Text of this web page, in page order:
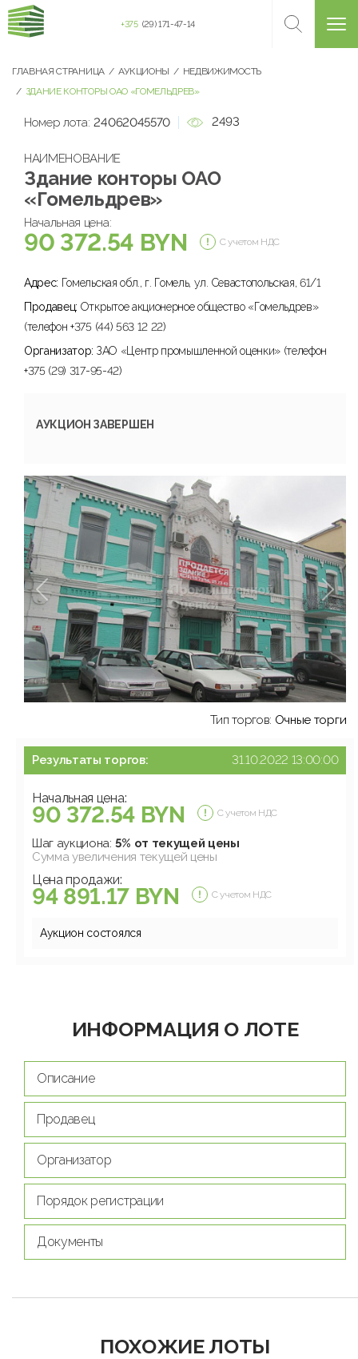
+375 (29) 171-47-14
ГЛАВНАЯ СТРАНИЦА АУКЦИОНЫ
НЕДВИЖИМОСТЬ
ЗДАНИЕ КОНТОРЫ ОАО «ГОМЕЛЬДРЕВ»
Номер лота: 24062045570 2493
НАИМЕНОВАНИЕ
Здание конторы ОАО
«Гомельдрев»
Начальная цена:
90 372.54 BYN С учетом НДС
Адрес: Гомельская обл., г. Гомель, ул. Севастопольская, 61/1
Продавец: Открытое акционерное общество «Гомельдрев»
(телефон +375 (44) 563 12 22)
Организатор: ЗАО «Центр промышленной оценки» (телефон
+375 (29) 317-95-42)
АУКЦИОН ЗАВЕРШЕН
Тип торгов: Очные торги
Результаты торгов: 31.10.2022 13:00:00
Начальная цена:
90 372.54 BYN С учетом НДС
Шаг аукциона: 5% от текущей цены
Сумма увеличения текущей цены
Цена продажи:
94 891.17 BYN С учетом НДС
Аукцион состоялся
ИНФОРМАЦИЯ О ЛОТЕ
Описание
Продавец
Организатор
Порядок регистрации
Документы
ПОХОЖИЕ ЛОТЫ